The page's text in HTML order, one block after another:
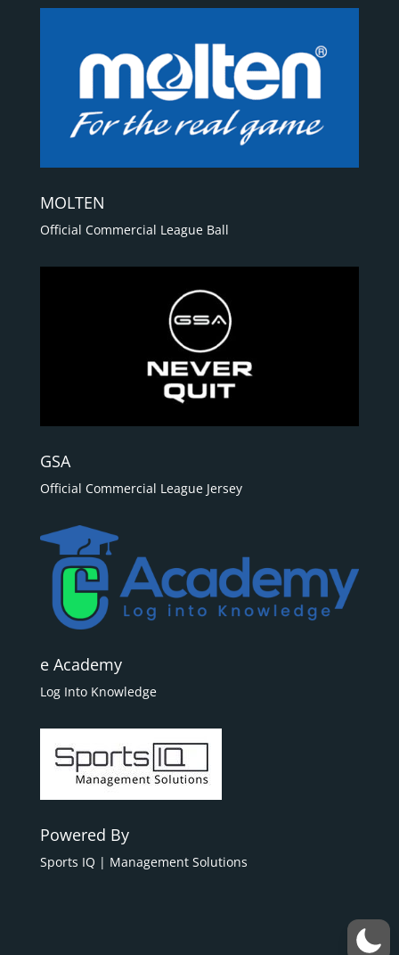
MOLTEN
Official Commercial League Ball
GSA
Official Commercial League Jersey
e Academy
Log Into Knowledge
Powered By
Sports IQ | Management Solutions